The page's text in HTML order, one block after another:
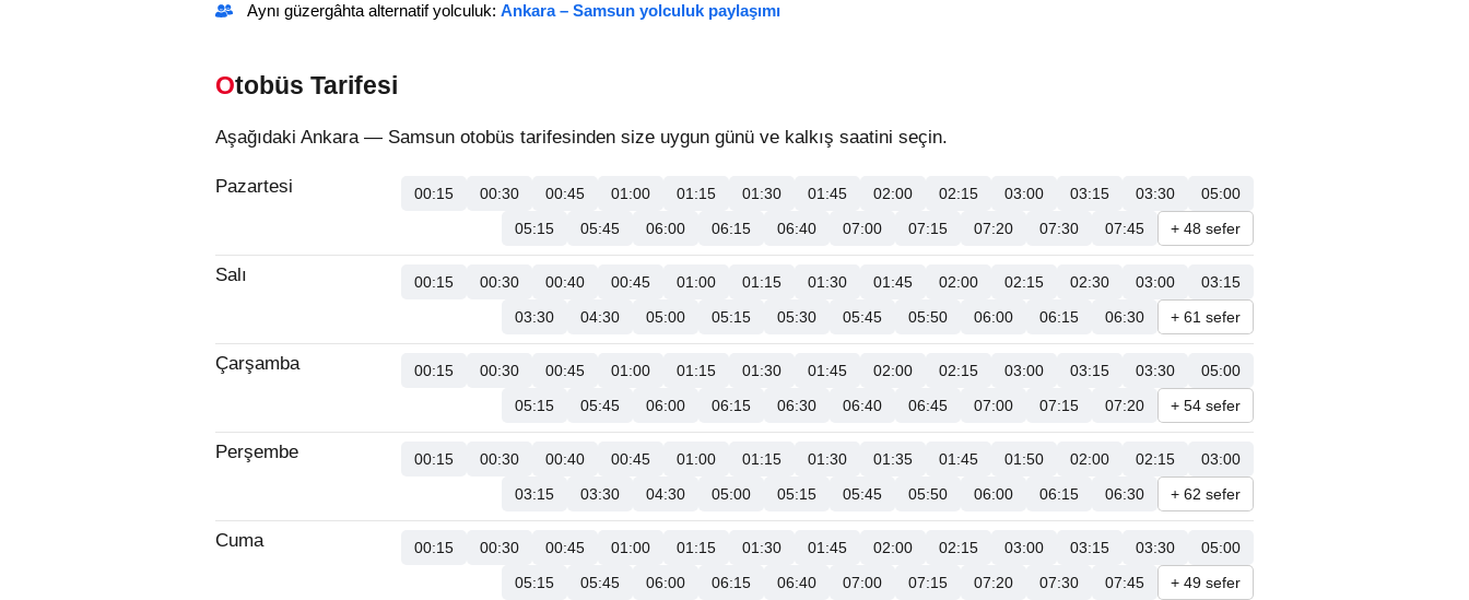
Aynı güzergâhta alternatif yolculuk: Ankara – Samsun yolculuk paylaşımı
Otobüs Tarifesi
Aşağıdaki Ankara — Samsun otobüs tarifesinden size uygun günü ve kalkış saatini seçin.
Pazartesi 00:15 00:30 00:45 01:00 01:15 01:30 01:45 02:00 02:15 03:00 03:15 03:30
05:00
05:15
05:45 06:00 06:15 06:40 07:00 07:15 07:20 07:30 07:45 + 48 sefer
Salı 00:15 00:30 00:40 00:45 01:00 01:15 01:30 01:45 02:00 02:15 02:30 03:00
03:15
03:30
04:30 05:00 05:15 05:30 05:45 05:50 06:00 06:15 06:30 + 61 sefer
Çarşamba 00:15 00:30 00:45 01:00 01:15 01:30 01:45 02:00 02:15 03:00 03:15 03:30
05:00
05:15
05:45 06:00 06:15 06:30 06:40 06:45 07:00 07:15 07:20 + 54 sefer
Perşembe 00:15 00:30 00:40 00:45 01:00 01:15 01:30 01:35 01:45 01:50 02:00 02:15
03:00
03:15
03:30 04:30 05:00 05:15 05:45 05:50 06:00 06:15 06:30 + 62 sefer
Cuma 00:15 00:30 00:45 01:00 01:15 01:30 01:45 02:00 02:15 03:00 03:15 03:30
05:00
05:15
05:45 06:00 06:15 06:40 07:00 07:15 07:20 07:30 07:45 + 49 sefer